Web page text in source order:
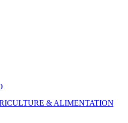
& ALIMENTATION